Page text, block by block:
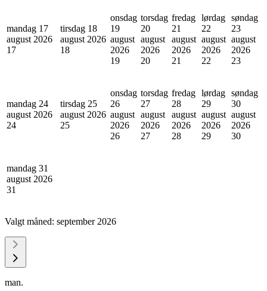
mandag 17
august 2026
17
tirsdag 18
august 2026
18
onsdag
19
august
2026
19
torsdag
20
august
2026
20
fredag
21
august
2026
21
lørdag
22
august
2026
22
søndag
23
august
2026
23
mandag 24
august 2026
24
tirsdag 25
august 2026
25
onsdag
26
august
2026
26
torsdag
27
august
2026
27
fredag
28
august
2026
28
lørdag
29
august
2026
29
søndag
30
august
2026
30
mandag 31
august 2026
31
Valgt måned: september 2026
man.